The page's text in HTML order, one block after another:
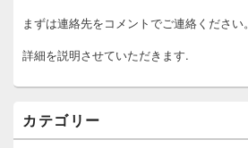
まずは連絡先をコメントでご連絡ください。
詳細を説明させていただきます.
カテゴリー